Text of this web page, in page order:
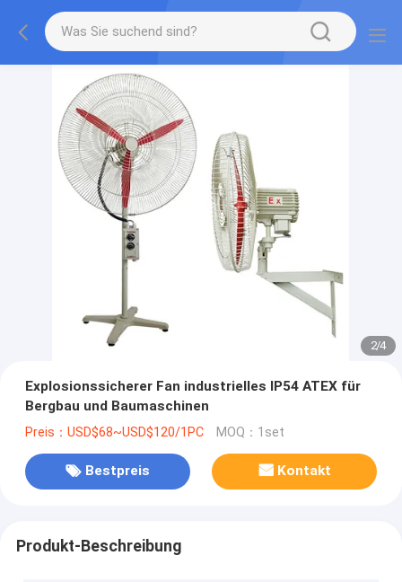
2/4
Explosionssicherer Fan industrielles IP54 ATEX für
Bergbau und Baumaschinen
Preis：USD$68~USD$120/1PC MOQ：1set
Bestpreis Kontakt
Produkt-Beschreibung